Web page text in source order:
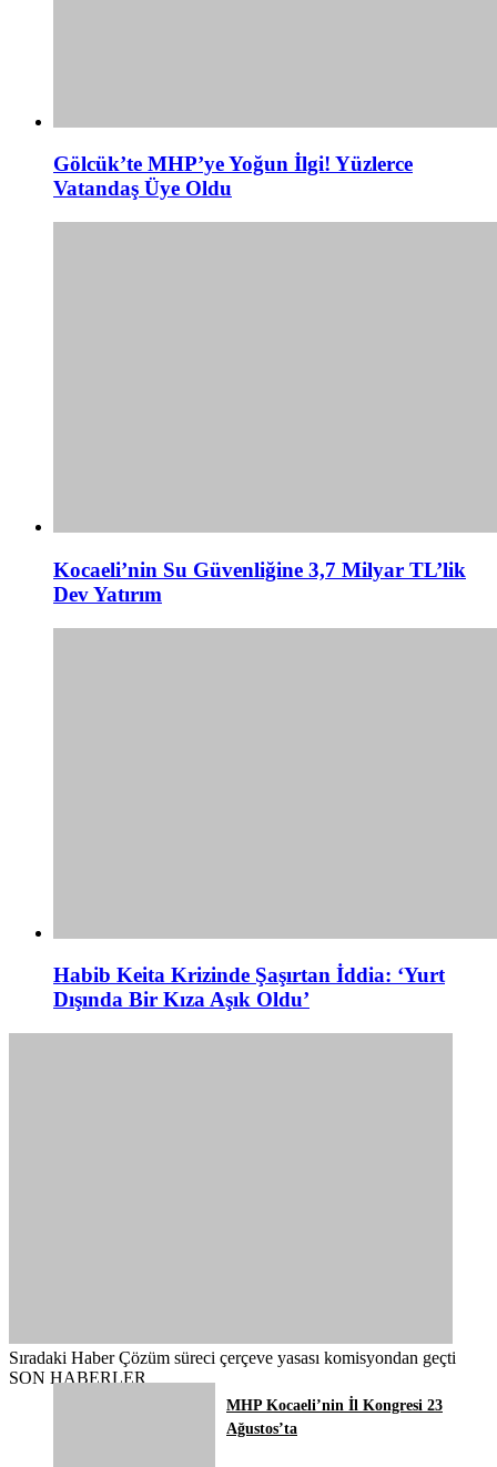
Gölcük’te MHP’ye Yoğun İlgi! Yüzlerce
Vatandaş Üye Oldu
Kocaeli’nin Su Güvenliğine 3,7 Milyar TL’lik
Dev Yatırım
Habib Keita Krizinde Şaşırtan İddia: ‘Yurt
Dışında Bir Kıza Aşık Oldu’
Sıradaki Haber Çözüm süreci çerçeve yasası komisyondan geçti
SON HABERLER
MHP Kocaeli’nin İl Kongresi 23
Ağustos’ta